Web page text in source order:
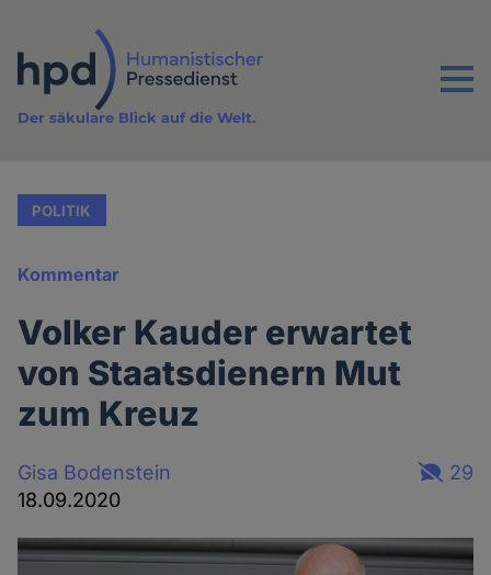
Inhalt
Menu
Der säkulare Blick auf die Welt.
POLITIK
Kommentar
Volker Kauder erwartet
von Staatsdienern Mut
zum Kreuz
Gisa Bodenstein
18.09.2020
29